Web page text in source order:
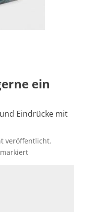
veröffentlicht.
markiert